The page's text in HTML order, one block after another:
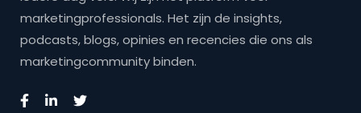
marketingprofessionals. Het zijn de insights,
podcasts, blogs, opinies en recencies die ons als
marketingcommunity binden.